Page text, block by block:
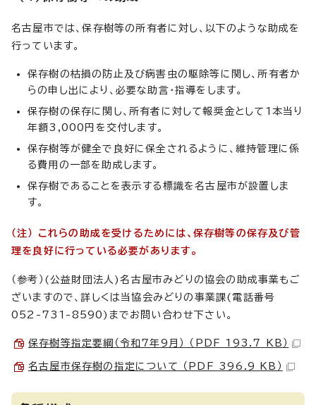
名古屋市では、保存樹等の所有者に対し、以下のような助成を
行っています。
保存樹の枯損の防止及び病害虫の駆除等に関し、所有者か
らの申し出により、必要な助言・指導をします。
保存樹の保存に関し、所有者に対して報奨金として1本当り
年額3,000円を交付します。
保存樹等が健全で良好に保全されるように、維持管理に係
る費用の一部を助成します。
保存樹であることを表示する標識を名古屋市が設置しま
す。
（注） これらの助成を受けるためには、保存樹等の保存及び管
理を良好に行っている必要があります。
（参考）(公益財団法人)名古屋市みどりの協会の助成事業もご
ざいますので、詳しくは当協会みどりの事業課(電話番号
052-731-8590)までお問い合わせ下さい。
保存樹等指定要綱（令和7年9月） （PDF 193.7 KB）
名古屋市保存樹の指定について （PDF 396.9 KB）